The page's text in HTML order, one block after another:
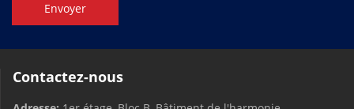
Envoyer
Contactez-nous